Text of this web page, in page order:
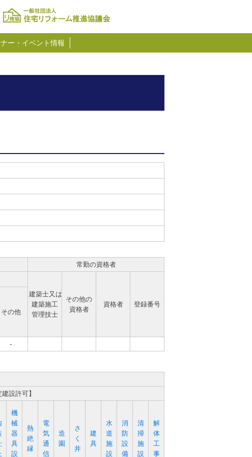
ー・イベント情報
常勤の資格者
建築士又は
建築施工
管理技士
その他の
資格者
資格者 登録番号
その他
-
設許可】
機
械
器
具
設
熱
絶
縁
電
気
通
信
造
園
さ
く
井
建
具
水
道
施
設
消
防
設
備
清
掃
施
設
解
体
工
事